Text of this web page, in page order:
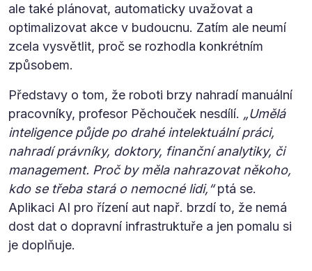
ale také plánovat, automaticky uvažovat a
optimalizovat akce v budoucnu. Zatím ale neumí
zcela vysvětlit, proč se rozhodla konkrétním
způsobem.
Představy o tom, že roboti brzy nahradí manuální
pracovníky, profesor Pěchouček nesdílí. „Umělá
inteligence půjde po drahé intelektuální práci,
nahradí právníky, doktory, finanční analytiky, či
management. Proč by měla nahrazovat někoho,
kdo se třeba stará o nemocné lidi,“ptá se.
Aplikaci AI pro řízení aut např. brzdí to, že nemá
dost dat o dopravní infrastruktuře a jen pomalu si
je doplňuje.